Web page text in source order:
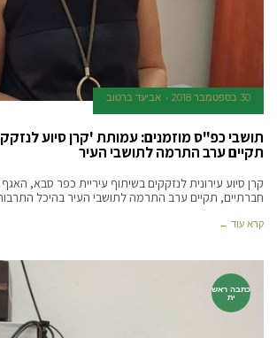
30 בספטמבר 2018 אביעד ברטוב
תושבי כפ"ס מוזמנים: עמותת 'קרן סיוע
תקיים ערב התרמה לתושבי העיר
קרן סיוע עירונית לנזקקים בשיתוף עיריית כפר סבא,
חברתיים, תקיים ערב התרמה לתושבי העיר בהיכל התרבות
קרא עוד ←
כתבה ראש
ית